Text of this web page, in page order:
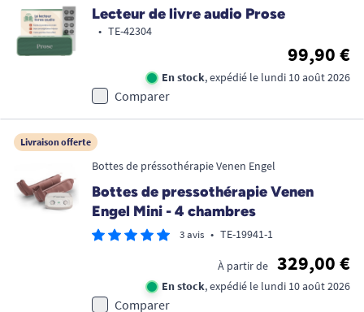
Lecteur de livre audio Prose
• TE-42304
99,90 €
En stock, expédié le lundi 10 août 2026
Comparer
Livraison offerte
Bottes de préssothérapie Venen Engel
Bottes de pressothérapie Venen
Engel Mini - 4 chambres
3 avis • TE-19941-1
À partir de 329,00 €
En stock, expédié le lundi 10 août 2026
Comparer